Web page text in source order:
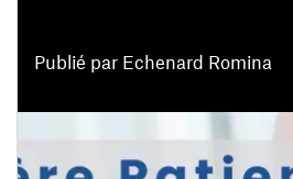
Publié par Echenard Romina